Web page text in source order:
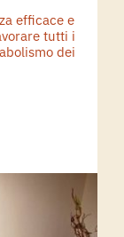
efficace e
tutti i
dei